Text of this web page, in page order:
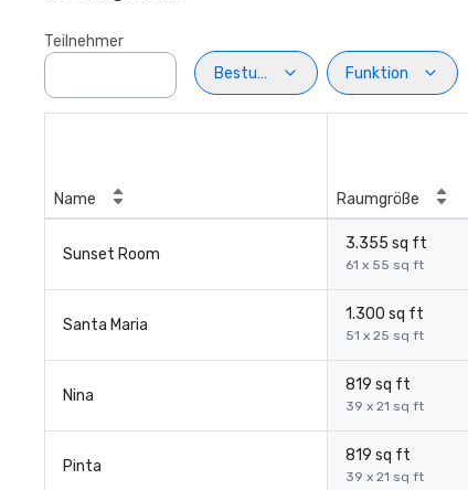
Teilnehmer
Bestuhlung
Funktion
Name Raumgröße
Sunset Room
3.355 sq ft
61 x 55 sq ft
Santa Maria
1.300 sq ft
51 x 25 sq ft
Nina
819 sq ft
39 x 21 sq ft
Pinta
819 sq ft
39 x 21 sq ft